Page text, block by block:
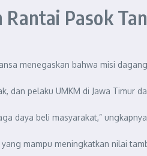
Pasok
menegaskan bahwa misi
dan pelaku UMKM di Jawa
daya beli masyarakat,”
mampu meningkatkan nilai